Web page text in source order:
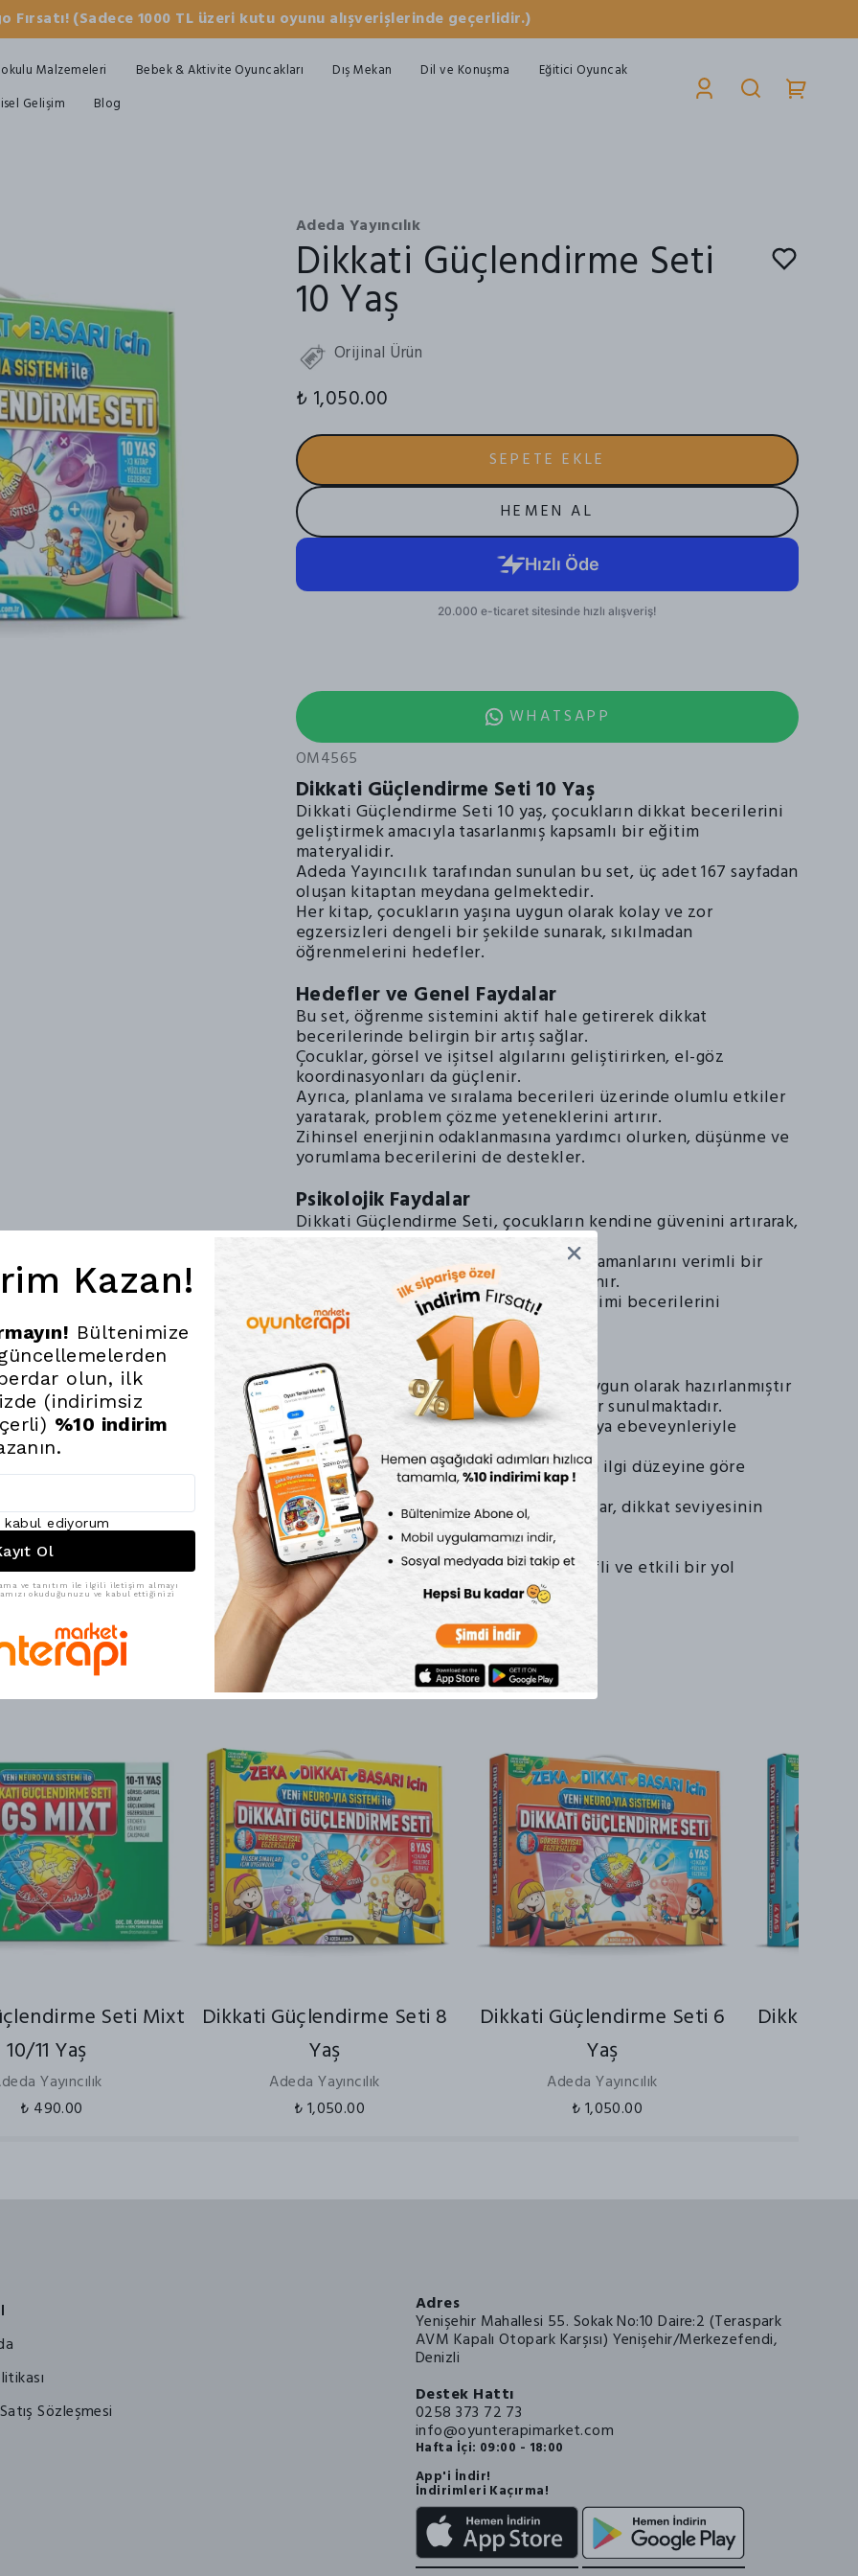
Fırsatı! (Sadece 1000 TL üzeri kutu oyunu alışverişlerinde geçerlidir.)
Malzemeleri Bebek & Aktivite Oyuncakları Dış Mekan Dil ve Konuşma
Eğitici Oyuncak
Gelişim Blog
Adeda Yayıncılık
Dikkati Güçlendirme Seti
10 Yaş
Orijinal Ürün
₺ 1,050.00
SEPETE EKLE
HEMEN AL
WHATSAPP
OM4565
Dikkati Güçlendirme Seti 10 Yaş
Dikkati Güçlendirme Seti 10 yaş, çocukların dikkat becerilerini
geliştirmek amacıyla tasarlanmış kapsamlı bir eğitim
materyalidir.
Adeda Yayıncılık tarafından sunulan bu set, üç adet 167 sayfadan
oluşan kitaptan meydana gelmektedir.
Her kitap, çocukların yaşına uygun olarak kolay ve zor
egzersizleri dengeli bir şekilde sunarak, sıkılmadan
öğrenmelerini hedefler.
Hedefler ve Genel Faydalar
Bu set, öğrenme sistemini aktif hale getirerek dikkat
becerilerinde belirgin bir artış sağlar.
Çocuklar, görsel ve işitsel algılarını geliştirirken, el-göz
koordinasyonları da güçlenir.
Ayrıca, planlama ve sıralama becerileri üzerinde olumlu etkiler
yaratarak, problem çözme yeteneklerini artırır.
Zihinsel enerjinin odaklanmasına yardımcı olurken, düşünme ve
yorumlama becerilerini de destekler.
Psikolojik Faydalar
Dikkati Güçlendirme Seti, çocukların kendine güvenini artırarak,
başarılı olma duygusunu pekiştirir.
Çalışma sevgisini teşvik ederken, boş zamanlarını verimli bir
şekilde değerlendirmelerine olanak tanır.
Ayrıca, duygusal kontrol ve öfke yönetimi becerilerini
geliştirmeye yardımcı olur.
Uygulama Talimatları
Setin egzersizleri, çocukların yaşına uygun olarak hazırlanmıştır
ve her bir çalışma için detaylı talimatlar sunulmaktadır.
Çocuklar, bağımsız olarak çalışabilir veya ebeveynleriyle
birlikte çözümleyebilirler.
Çalışma süreleri esnek olup, çocukların ilgi düzeyine göre
ayarlanabilir.
Her gün düzenli olarak yapılan çalışmalar, dikkat seviyesinin
artmasına katkı sağlar.
Dikkati güçlendirmek için bu set, keyifli ve etkili bir yol
sunmaktadır.
Seti Mixt
10/11 Yaş
Yayıncılık
₺ 490.00
Dikkati Güçlendirme Seti 8
Yaş
Adeda Yayıncılık
₺ 1,050.00
Dikkati Güçlendirme Seti 6
Yaş
Adeda Yayıncılık
₺ 1,050.00
Dikkati
Sözleşmesi
Adres
Yenişehir Mahallesi 55. Sokak No:10 Daire:2 (Teraspark
AVM Kapalı Otopark Karşısı) Yenişehir/Merkezefendi,
Denizli
Destek Hattı
0258 373 72 73
info@oyunterapimarket.com
Hafta İçi: 09:00 - 18:00
App'i İndir!
İndirimleri Kaçırma!
Kazan!
Bültenimize
olun, ilk
(indirimsiz
%10 indirim
kabul ediyorum
Ol
ve tanıtım ile ilgili iletişim almayı
okuduğunuzu ve kabul ettiğinizi